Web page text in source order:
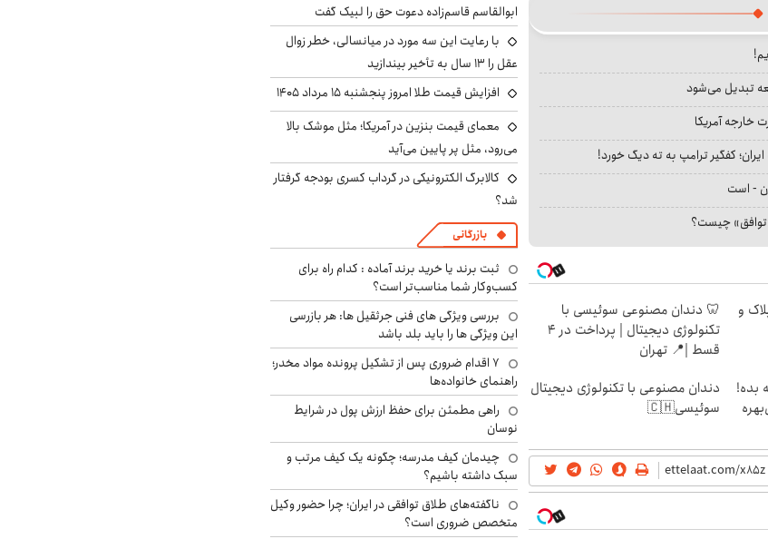
تبدیل می‌شود
خارجه آمریکا
کفگیر ترامپ به ته دیگ خورد!
- است
«توافق» چیست؟
و
🦷 دندان مصنوعی سوئیسی با
تکنولوژی دیجیتال | پرداخت در 4
قسط |📍 تهران
دیگه بده!
دندان مصنوعی با تکنولوژی دیجیتال
سوئیسی🇨🇭
ابوالقاسم قاسم‌زاده دعوت حق را لبیک گفت
با رعایت این سه مورد در میانسالی، خطر زوال
عقل را ۱۳ سال به تأخیر بیندازید
افزایش قیمت طلا امروز پنجشنبه ۱۵ مرداد ۱۴۰۵
معمای قیمت بنزین در آمریکا؛ مثل موشک بالا
می‌رود، مثل پر پایین می‌آید
کالابرگ الکترونیکی در گرداب کسری بودجه گرفتار
شد؟
بازرگانی
ثبت برند یا خرید برند آماده : کدام راه برای
کسب‌وکار شما مناسب‌تر است؟
بررسی ویژگی های فنی جرثقیل ها: هر بازرسی
این ویژگی ها را باید بلد باشد
۷ اقدام ضروری پس از تشکیل پرونده مواد مخدر؛
راهنمای خانواده‌ها
راهی مطمئن برای حفظ ارزش پول در شرایط
نوسان
چیدمان کیف مدرسه؛ چگونه یک کیف مرتب و
سبک داشته باشیم؟
ناگفته‌های طلاق توافقی در ایران؛ چرا حضور وکیل
متخصص ضروری است؟